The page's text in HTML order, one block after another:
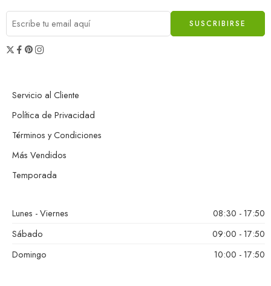
Servicio al Cliente
Política de Privacidad
Términos y Condiciones
Más Vendidos
Temporada
Lunes - Viernes
08:30 - 17:50
Sábado
09:00 - 17:50
Domingo
10:00 - 17:50